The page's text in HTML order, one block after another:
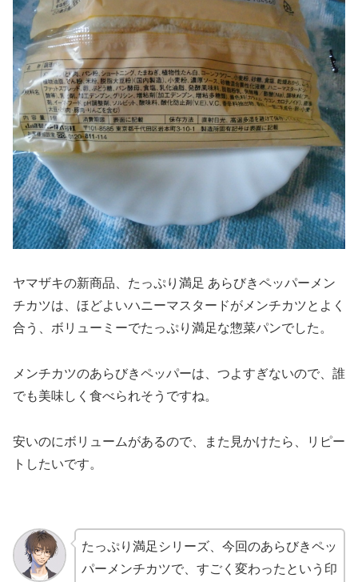
ヤマザキの新商品、たっぷり満足 あらびきペッパーメン
チカツは、ほどよいハニーマスタードがメンチカツとよく
合う、ボリューミーでたっぷり満足な惣菜パンでした。
メンチカツのあらびきペッパーは、つよすぎないので、誰
でも美味しく食べられそうですね。
安いのにボリュームがあるので、また見かけたら、リピー
トしたいです。
たっぷり満足シリーズ、今回のあらびきペッ
パーメンチカツで、すごく変わったという印